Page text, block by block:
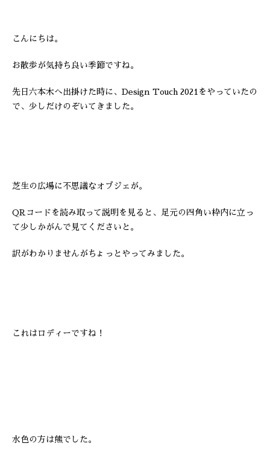
こんにちは。
お散歩が気持ち良い季節ですね。
先日六本木へ出掛けた時に、Design Touch 2021をやっていたの
で、少しだけのぞいてきました。
芝生の広場に不思議なオブジェが。
QRコードを読み取って説明を見ると、足元の四角い枠内に立っ
て少しかがんで見てくださいと。
訳がわかりませんがちょっとやってみました。
これはロディーですね！
水色の方は熊でした。